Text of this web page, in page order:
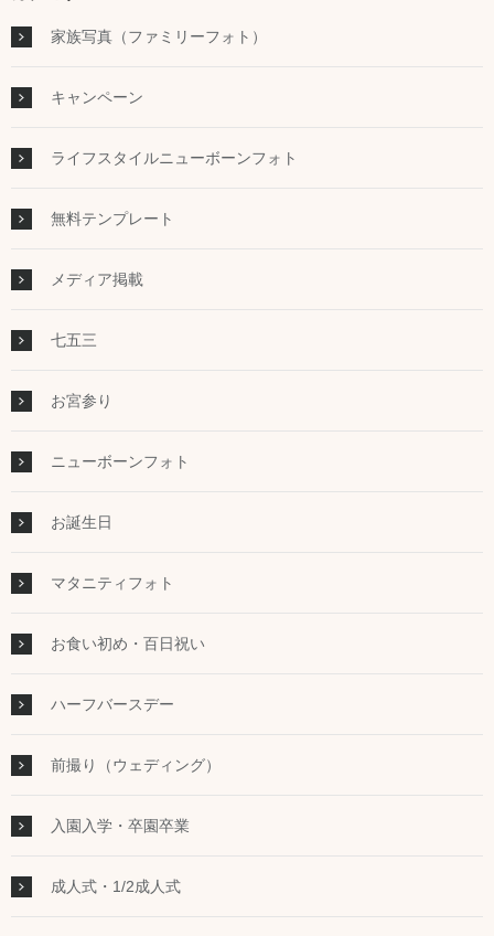
家族写真（ファミリーフォト）
キャンペーン
ライフスタイルニューボーンフォト
無料テンプレート
メディア掲載
七五三
お宮参り
ニューボーンフォト
お誕生日
マタニティフォト
お食い初め・百日祝い
ハーフバースデー
前撮り（ウェディング）
入園入学・卒園卒業
成人式・1/2成人式